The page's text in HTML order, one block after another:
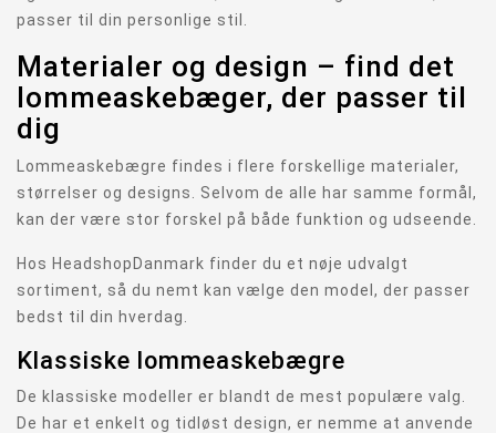
passer til din personlige stil.
Materialer og design – find det
lommeaskebæger, der passer til
dig
Lommeaskebægre findes i flere forskellige materialer,
størrelser og designs. Selvom de alle har samme formål,
kan der være stor forskel på både funktion og udseende.
Hos HeadshopDanmark finder du et nøje udvalgt
sortiment, så du nemt kan vælge den model, der passer
bedst til din hverdag.
Klassiske lommeaskebægre
De klassiske modeller er blandt de mest populære valg.
De har et enkelt og tidløst design, er nemme at anvende